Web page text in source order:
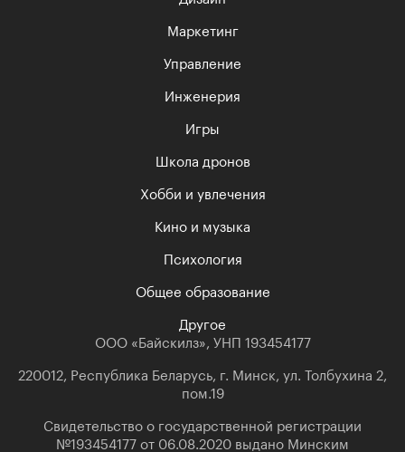
Маркетинг
Управление
Инженерия
Игры
Школа дронов
Хобби и увлечения
Кино и музыка
Психология
Общее образование
Другое
ООО «Байскилз», УНП 193454177
220012, Республика Беларусь, г. Минск, ул. Толбухина 2,
пом.19
Свидетельство о государственной регистрации
№193454177 от 06.08.2020 выдано Минским